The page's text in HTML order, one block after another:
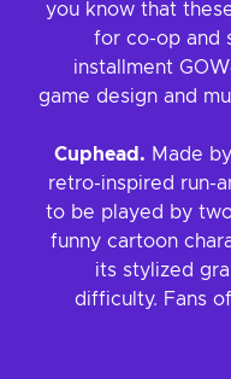
you know that
for co-op and
installment
game design and
Cuphead. Made
retro-inspired run-
to be played by
funny cartoon
its stylized
difficulty. Fans